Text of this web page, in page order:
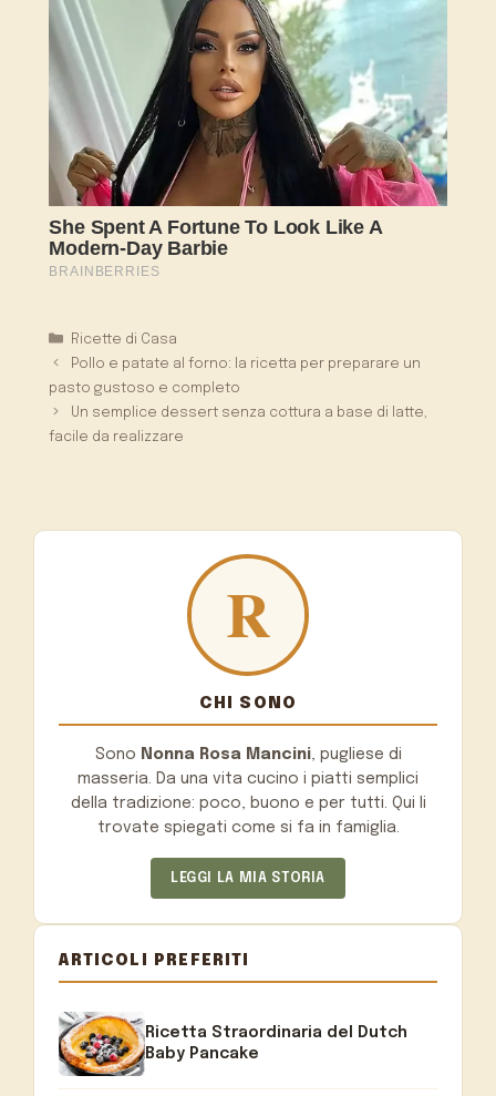
Categorie
Ricette di Casa
Pollo e patate al forno: la ricetta per preparare un
pasto gustoso e completo
Un semplice dessert senza cottura a base di latte,
facile da realizzare
CHI SONO
Sono Nonna Rosa Mancini, pugliese di
masseria. Da una vita cucino i piatti semplici
della tradizione: poco, buono e per tutti. Qui li
trovate spiegati come si fa in famiglia.
LEGGI LA MIA STORIA
ARTICOLI PREFERITI
Ricetta Straordinaria del Dutch
Baby Pancake